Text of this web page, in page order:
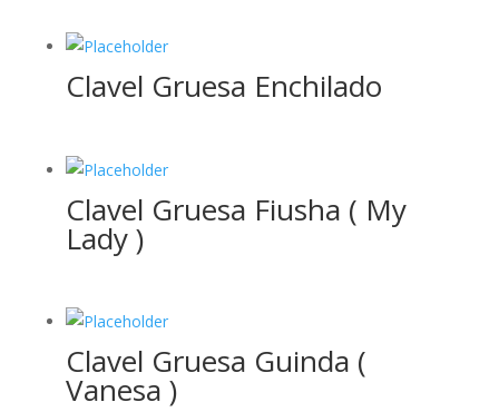
Clavel Gruesa Enchilado
Clavel Gruesa Fiusha ( My
Lady )
Clavel Gruesa Guinda (
Vanesa )